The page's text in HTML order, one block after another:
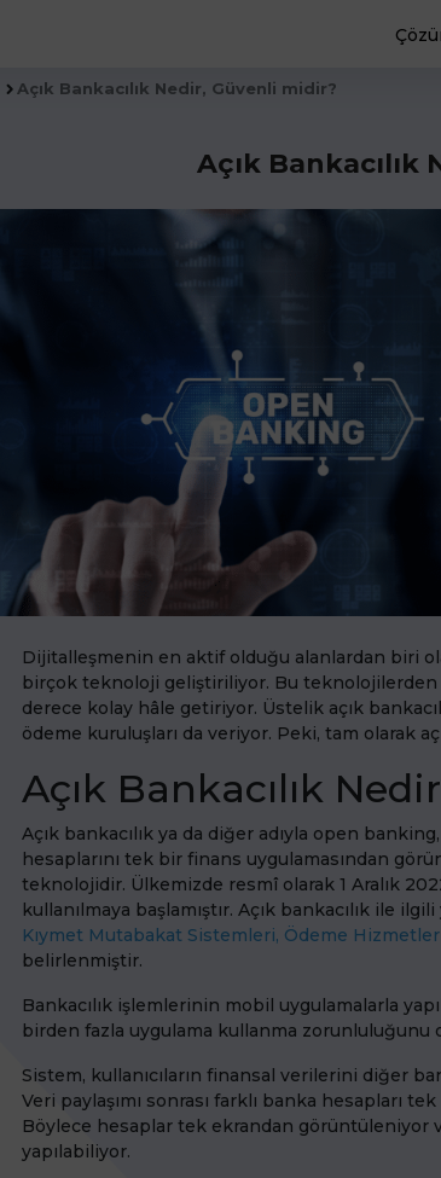
Açık Bankacılık Nedir, Güvenli midir?
Açık
Dijitalleşmenin en aktif olduğu alanlardan biri
birçok teknoloji geliştiriliyor. Bu teknolojilerden
derece kolay hâle getiriyor. Üstelik açık
ödeme kuruluşları da veriyor. Peki, tam olarak
Açık Bankacılık
Açık bankacılık ya da diğer adıyla open
hesaplarını tek bir finans uygulamasından
teknolojidir. Ülkemizde resmî olarak 1 Aralık
kullanılmaya başlamıştır. Açık bankacılık ile
Kıymet Mutabakat Sistemleri, Ödeme
belirlenmiştir.
Bankacılık işlemlerinin mobil uygulamalarla
birden fazla uygulama kullanma zorunluluğunu
Sistem, kullanıcıların finansal verilerini diğer
Veri paylaşımı sonrası farklı banka hesapları
Böylece hesaplar tek ekrandan görüntüleniyor
yapılabiliyor.